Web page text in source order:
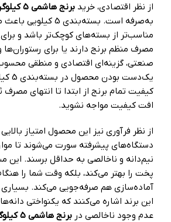
از نظر اقتصادی، خرید برنج هاشمی 5 کیلوگرم جوانه چین
به‌صرفه است. بسته‌بندی
مناسب‌تر از بسته‌های کوچک‌تر باشد و
مصرف منظم برنج دارند یا برای
صنعتی، گزینه‌ای اقتصادی و منطقی
کیفیت تمام برنج از ابتدا تا انتهای مصرف
افت کیفیت مواجه نشوید.
از نظر فرآوری نیز این محصول امتیاز بالایی
دستگاه‌های پیشرفته سورت می‌شوند تا
نیم‌دانه و ناخالصی به حداقل برسند. این
پخت را بهتر می‌کند، بلکه وقت شما را
آماده‌سازی هم صرفه‌جویی می‌کند. بسیاری
این برند اشاره می‌کنند که یکنواختی
عدم وجود ناخالصی در برنج هاشمی 5 کیلوگرم جوانه چین